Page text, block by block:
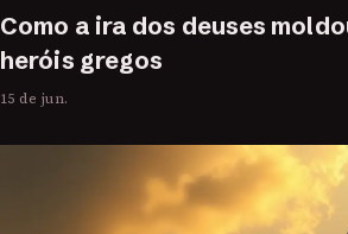
Como a ira dos deuses
heróis gregos
15 de jun.